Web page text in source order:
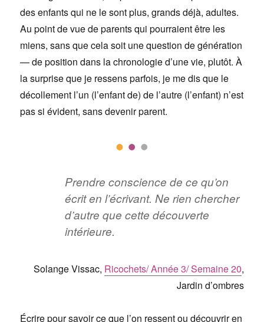
des enfants qui ne le sont plus, grands déjà, adultes.
Au point de vue de parents qui pourraient être les
miens, sans que cela soit une question de génération
— de position dans la chronologie d’une vie, plutôt. À
la surprise que je ressens parfois, je me dis que le
décollement l’un (l’enfant de) de l’autre (l’enfant) n’est
pas si évident, sans devenir parent.
Prendre conscience de ce qu’on
écrit en l’écrivant. Ne rien chercher
d’autre que cette découverte
intérieure.
Solange Vissac, Ricochets/ Année 3/ Semaine 20,
Jardin d’ombres
Écrire pour savoir ce que l’on ressent ou découvrir en